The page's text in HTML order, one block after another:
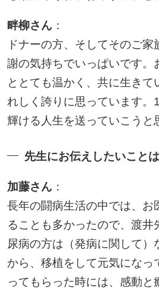
畔柳さん：
ドナーの方、そしてそのご
謝の気持ちでいっぱいです。
ととても温かく、共に生きて
れしく誇りに思っています。
輝ける人生を送っていこうと
先生にお伝えしたいこと
加藤さん：
長年の闘病生活の中では、お
ることも多かったので、渡井
尿病の方は（発病に関して）
から、移植をして元気になっ
ってもらった時には、感動と